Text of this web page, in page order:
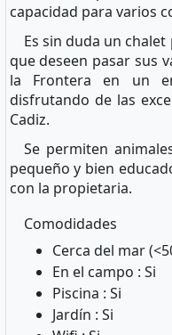
capacidad para varios
Es sin duda un
que deseen pasar sus
la Frontera en un
disfrutando de las
Cadiz.
Se permiten
pequeño y bien
con la propietaria.
Comodidades
Cerca del mar
En el campo : Si
Piscina : Si
Jardín : Si